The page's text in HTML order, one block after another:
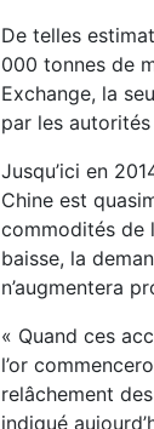
De telles
000 tonnes de
Exchange, la
par les
Jusqu’ici en
Chine est
commodités de
baisse, la
n’augmentera
« Quand ces
l’or
relâchement
indiqué